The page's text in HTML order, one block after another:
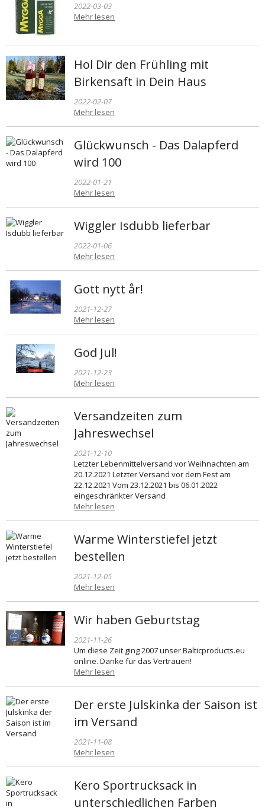
2022-03-03
Mehr lesen
Hol Dir den Frühling mit
Birkensaft in Dein Haus
2022-02-07
Mehr lesen
Glückwunsch - Das Dalapferd
wird 100
2022-01-21
Mehr lesen
Wiggler Isdubb lieferbar
2022-01-06
Mehr lesen
Gott nytt år!
2021-12-27
Mehr lesen
God Jul!
2021-12-23
Mehr lesen
Versandzeiten zum
Jahreswechsel
2021-12-10
Letzter Lebenmittelversand vor Weihnachten am
20.12.2021 Letzter Versand vor dem Fest am
22.12.2021 Vom 23.12.2021 bis 06.01.2022
eingeschränkter Versand
Mehr lesen
Warme Winterstiefel jetzt
bestellen
2021-12-05
Mehr lesen
Wir haben Geburtstag
2021-11-26
Um diese Zeit ging 2007 unser Balticproducts.eu
online. Danke für das Vertrauen!
Mehr lesen
Der erste Julskinka der Saison ist
im Versand
2021-11-08
Mehr lesen
Kero Sportrucksack in
unterschiedlichen Farben